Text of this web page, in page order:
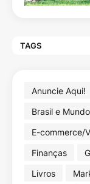
TAGS
Anuncie Aqui!
Brasil e Mundo
E-commerce/
Finanças
Livros